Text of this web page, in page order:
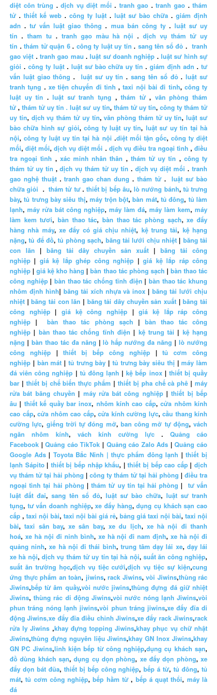
diệt côn trùng .dịch vụ diệt mối . tranh gao .tranh gao .thám
tử . thiết kế web . công ty luật . luật sư bào chữa . giám định
adn .tư vấn luật giao thông . mua bán công ty. luật sư uy
tín . tham tu . tranh gạo màu hà nội .dịch vụ thám tử uy
tín .thám tử quận 6. công ty luật uy tín . sang tên sổ đỏ .tranh
gao việt .tranh gao mau .luật sư doanh nghiệp .luật sư hình sự
giỏi . công ty luật. luật sư bào chữa uy tín .giám định adn .tư
vấn luật giao thông . luật sư uy tín .sang tên sổ đỏ.luật sư
tranh tụng . xe tiện chuyến đi tỉnh ,taxi nội bài đi tỉnh, công ty
luật uy tín .luật sư tranh tụng ,thám tử, văn phòng thám
tử ,thám tử uy tín . luật sư uy tín, thám tử uy tín, công ty thám tử
uy tín, dịch vụ thám tử uy tín,văn phòng thám tử uy tín,luật sư
bào chữa hình sự giỏi,công ty luật uy tín, luật sư uy tín tại hà
nội,công ty luật uy tín tại hà nội .diệt mối tận gốc, công ty diệt
mối,diệt mối,dịch vụ diệt mối . dịch vụ điều tra ngoại tình ,điều
tra ngoại tình , xác minh nhân thân , thám tử uy tín , công ty
thám tử uy tín ,dịch vụ thám tử uy tín . dịch vụ diệt mối .tranh
gao nghệ thuật.tranh gao chan dung . thám tử.luật sư bào
chữa giỏi .thám tử tư.thiết bị bếp âu,lò nướng bánh, tủ trưng
bày,tủ trưng bày siêu thị,máy trộn bột,bàn mát, tủ đông, tủ làm
lạnh, máy rửa bát công nghiệp, máy làm đá, máy làm kem, máy
làm kem tươi,bàn thao tác,bàn thao tác phòng sạch,xe đẩy
hàng nhà máy, xe đẩy có giá chịu nhiệt, kệ trung tải, kệ hạng
nặng,tủ để đồ,tủ phòng sạch, băng tải lưới chịu nhiệt| băng tải
con lăn | băng tải dây chuyền sản xuất | băng tải công
nghiệp | giá kệ lắp ghép công nghiệp |giá kệ lắp ráp công
nghiệp |giá kệ kho hàng |bàn thao tác phòng sạch | bàn thao tác
công nghiệp|bàn thao tác chống tĩnh điện | bàn thao tác khung
nhôm định hình| băng tải xích nhựa và inox |băng tải lưới chịu
nhiệt |băng tải con lăn | băng tải dây chuyền sản xuất |băng tải
công nghiệp|giá kệ công nghiệp |giá kệ lắp ráp công
nghiệp |bàn thao tác phòng sạch | bàn thao tác công
nghiệp | bàn thao tác chống tĩnh điện | kệ trung tải | kệ hạng
nặng | bàn thao tác đa năng |lò hấp nướng đa năng |lò nướng
công nghiệp|thiết bị bếp công nghiệp|tủ cơm công
nghiệp | bàn mát | tủ trưng bày | tủ trưng bày siêu thị |máy làm
đá viên công nghiệp | tủ đông lạnh |kệ bếp inox| thiết bị quầy
bar | thiết bị chế biến thực phẩm | thiết bị pha chế cà phê | máy
rửa bát băng chuyền | máy rửa bát công nghiệp|thiết bị bếp
âu | thiết kế quầy bar inox, nhôm kính cao cấp,cửa nhôm kính
cao cấp, cửa nhôm cao cấp, cửa kính cường lực, cầu thang kính
cường lực, giếng trời tự đóng mở, ban công mở tự động, vách
ngăn nhôm kính, vách kính cường lực . Quảng cáo
Facebook |Quảng cáo TikTok | Quảng cáo Zalo Ads |Quảng cáo
Google Ads| Toyota Bắc Ninh | thực phẩm đông lạnh |thiết bị
lạnh Sápito | thiết bị bếp nhập khẩu, |thiết bị bếp cao cấp|dịch
vụ thám tử tại hải phòng | công ty thám tử tại hải phòng | điều tra
ngoại tình tại hải phòng |thám tử uy tín tại hải phòng | tư vấn
luật đất đai, sang tên sổ đỏ, luật sư bào chữa, luật sư tranh
tụng, tư vấn doanh nghiệp,xe đẩy hàng,dụng cụ khách sạn cao
cấp , taxi nội bài, taxi nội bài giá rẻ, bảng giá taxi nội bài, taxi nội
bài,taxi sân bay,xe sân bay,xe du lịch, xe hà nội đi thanh
hoá, xe hà nội đi ninh bình, xe hà nội đi nam định,xe hà nội đi
quảng ninh,xe hà nội đi thái bình, trung tâm dạy lái xe, dạy lái
xe hà nội,dịch vụ thám tử uy tín tại hà nội,suất ăn công nghiệp,
suất ăn trường học,dịch vụ tiệc cưới,dịch vụ tiệc sự kiện,cung
ứng thực phẩm an toàn, jiwins, rack Jiwins, vòi Jiwins,thùng rác
Jiwins,bếp từ âm quầy,vòi nước jiwins,thùng đựng đá giữ nhiệt
Jiwins,thùng rác di động Jiwins,vòi nước nóng lạnh Jiwins,vòi
phun tráng nóng lạnh jiwins,vòi phun tráng jiwins,xe đẩy đĩa di
động Jiwins,xe đẩy đĩa điều chỉnh Jiwins,xe đẩy rack Jiwins,rack
rửa ly Jiwins ,khay đựng topping Jiwins,khay phục vụ chữ nhật
Jiwins,thùng đựng nguyên liệu Jiwins,khay GN Inox Jiwins,khay
GN PC Jiwins,linh kiện bếp từ công nghiệp,dụng cụ khách sạn,
đồ dùng khách sạn,dụng cụ dọn phòng, xe đẩy dọn phòng,xe
đẩy dọn bát đũa, thiết bị bếp công nghiệp,bếp á từ,tủ đông,tủ
mát,tủ cơm công nghiệp,bếp hầm từ , bếp á quạt thổi, máy là
đá